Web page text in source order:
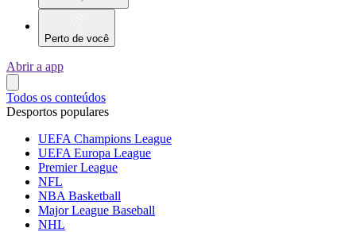
Perto de você
Abrir a app
Todos os conteúdos
Desportos populares
UEFA Champions League
UEFA Europa League
Premier League
NFL
NBA Basketball
Major League Baseball
NHL